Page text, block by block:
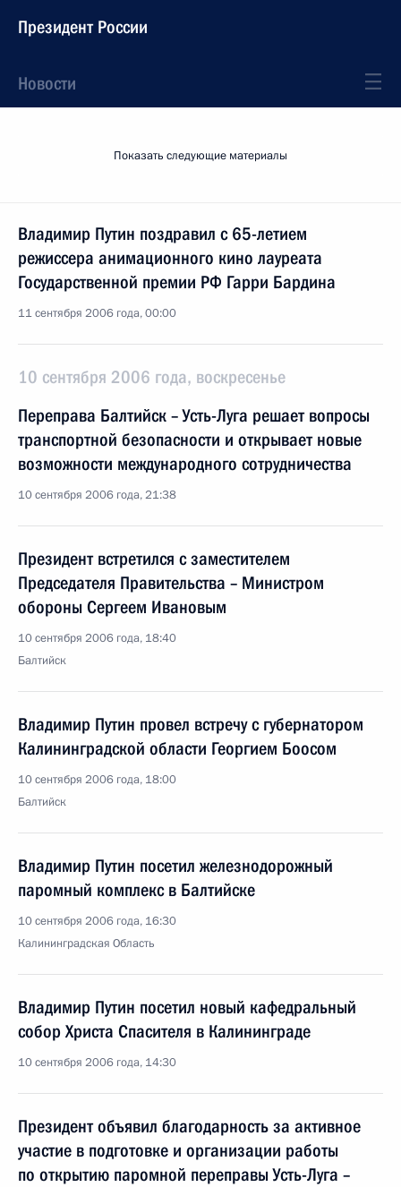
Президент России
Новости
Показать следующие материалы
Владимир Путин поздравил с 65-летием
режиссера анимационного кино лауреата
Государственной премии РФ Гарри Бардина
11 сентября 2006 года, 00:00
10 сентября 2006 года, воскресенье
Переправа Балтийск – Усть-Луга решает вопросы
транспортной безопасности и открывает новые
возможности международного сотрудничества
10 сентября 2006 года, 21:38
Президент встретился с заместителем
Председателя Правительства – Министром
обороны Сергеем Ивановым
10 сентября 2006 года, 18:40
Балтийск
Владимир Путин провел встречу с губернатором
Калининградской области Георгием Боосом
10 сентября 2006 года, 18:00
Балтийск
Владимир Путин посетил железнодорожный
паромный комплекс в Балтийске
10 сентября 2006 года, 16:30
Калининградская Область
Владимир Путин посетил новый кафедральный
собор Христа Спасителя в Калининграде
10 сентября 2006 года, 14:30
Президент объявил благодарность за активное
участие в подготовке и организации работы
по открытию паромной переправы Усть-Луга –